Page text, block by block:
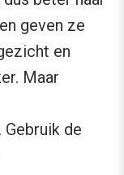
geven ze
en
Maar
de